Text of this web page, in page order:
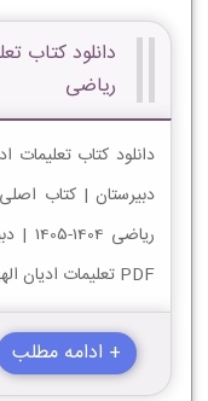
دانلود کتاب
ریاضی
PDF تعلیمات ادیان الهی و اخلاق دهم ریاضی + چاپ 1404-1405
+ ادامه مطلب